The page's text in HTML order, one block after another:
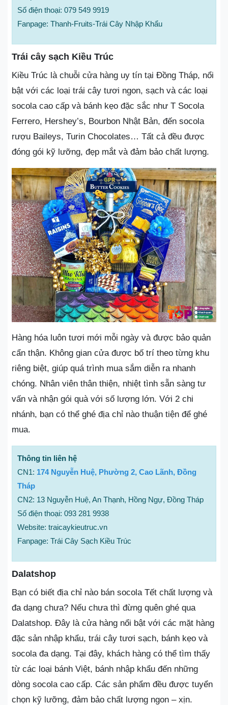
Số điện thoại: 079 549 9919
Fanpage: Thanh-Fruits-Trái Cây Nhập Khẩu
Trái cây sạch Kiều Trúc
Kiều Trúc là chuỗi cửa hàng uy tín tại Đồng Tháp, nổi
bật với các loại trái cây tươi ngon, sạch và các loại
socola cao cấp và bánh kẹo đặc sắc như T Socola
Ferrero, Hershey’s, Bourbon Nhật Bản, đến socola
rượu Baileys, Turin Chocolates… Tất cả đều được
đóng gói kỹ lưỡng, đẹp mắt và đảm bảo chất lượng.
Hàng hóa luôn tươi mới mỗi ngày và được bảo quản
cẩn thận. Không gian cửa được bố trí theo từng khu
riêng biệt, giúp quá trình mua sắm diễn ra nhanh
chóng. Nhân viên thân thiện, nhiệt tình sẵn sàng tư
vấn và nhận gói quà với số lượng lớn. Với 2 chi
nhánh, bạn có thể ghé địa chỉ nào thuận tiện để ghé
mua.
Thông tin liên hệ
CN1: 174 Nguyễn Huệ, Phường 2, Cao Lãnh, Đồng
Tháp
CN2: 13 Nguyễn Huệ, An Thạnh, Hồng Ngự, Đồng Tháp
Số điện thoại: 093 281 9938
Website: traicaykieutruc.vn
Fanpage: Trái Cây Sạch Kiều Trúc
Dalatshop
Bạn có biết địa chỉ nào bán socola Tết chất lượng và
đa dạng chưa? Nếu chưa thì đừng quên ghé qua
Dalatshop. Đây là cửa hàng nổi bật với các mặt hàng
đặc sản nhập khẩu, trái cây tươi sạch, bánh kẹo và
socola đa dạng. Tại đây, khách hàng có thể tìm thấy
từ các loại bánh Việt, bánh nhập khẩu đến những
dòng socola cao cấp. Các sản phẩm đều được tuyển
chọn kỹ lưỡng, đảm bảo chất lượng ngon – xịn.